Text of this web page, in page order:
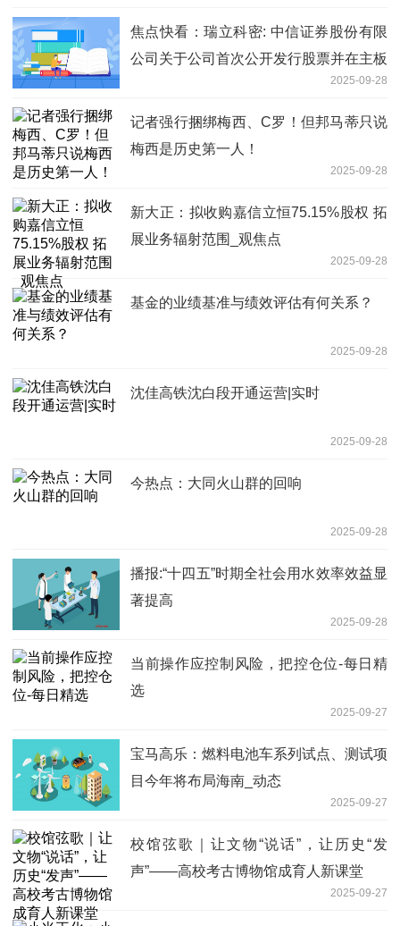
焦点快看：瑞立科密: 中信证券股份有限
公司关于公司首次公开发行股票并在主板
2025-09-28
记者强行捆绑梅西、C罗！但邦马蒂只说
梅西是历史第一人！
2025-09-28
新大正：拟收购嘉信立恒75.15%股权 拓
展业务辐射范围_观焦点
2025-09-28
基金的业绩基准与绩效评估有何关系？
2025-09-28
沈佳高铁沈白段开通运营|实时
2025-09-28
今热点：大同火山群的回响
2025-09-28
播报:“十四五”时期全社会用水效率效益显
著提高
2025-09-28
当前操作应控制风险，把控仓位-每日精
选
2025-09-27
宝马高乐：燃料电池车系列试点、测试项
目今年将布局海南_动态
2025-09-27
校馆弦歌｜让文物“说话”，让历史“发
声”——高校考古博物馆成育人新课堂
2025-09-27